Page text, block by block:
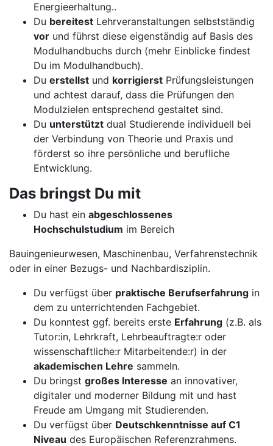
Energieerhaltung..
Du bereitest Lehrveranstaltungen selbstständig
vor und führst diese eigenständig auf Basis des
Modulhandbuchs durch (mehr Einblicke findest
Du im Modulhandbuch).
Du erstellst und korrigierst Prüfungsleistungen
und achtest darauf, dass die Prüfungen den
Modulzielen entsprechend gestaltet sind.
Du unterstützt dual Studierende individuell bei
der Verbindung von Theorie und Praxis und
förderst so ihre persönliche und berufliche
Entwicklung.
Das bringst Du mit
Du hast ein abgeschlossenes
Hochschulstudium im Bereich
Bauingenieurwesen, Maschinenbau, Verfahrenstechnik
oder in einer Bezugs- und Nachbardisziplin.
Du verfügst über praktische Berufserfahrung in
dem zu unterrichtenden Fachgebiet.
Du konntest ggf. bereits erste Erfahrung (z.B. als
Tutor:in, Lehrkraft, Lehrbeauftragte:r oder
wissenschaftliche:r Mitarbeitende:r) in der
akademischen Lehre sammeln.
Du bringst großes Interesse an innovativer,
digitaler und moderner Bildung mit und hast
Freude am Umgang mit Studierenden.
Du verfügst über Deutschkenntnisse auf C1
Niveau des Europäischen Referenzrahmens.